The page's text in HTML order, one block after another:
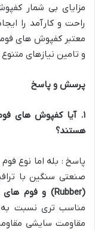
مزایای بی شمار
راحت و کارآمد را
معتبر کفپوش های
و تامین نیازهای
پرسش و پاسخ
۱.آیا کفپوش های
هستند؟
پاسخ : بله اما نوع
صنعتی سنگین با
(Rubber)
و فوم های
مناسب تری نسبت
مقاومت سایشی